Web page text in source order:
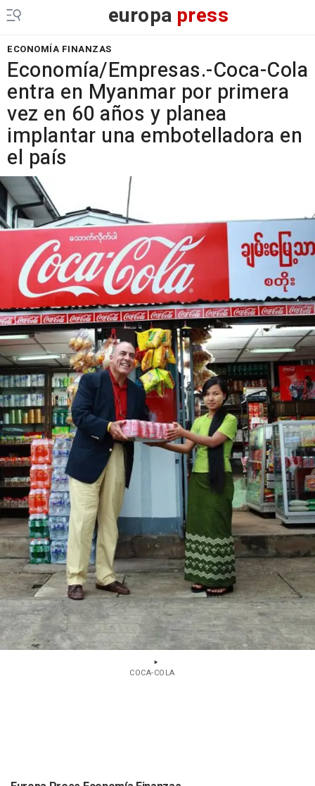
europa press
ECONOMÍA FINANZAS
Economía/Empresas.-Coca-Cola
entra en Myanmar por primera
vez en 60 años y planea
implantar una embotelladora en
el país
COCA-COLA